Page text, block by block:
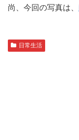
尚、今回の写真は、
日常生活